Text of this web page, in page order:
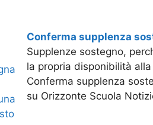
Conferma supplenza
Supplenze sostegno,
la propria disponibilità
Conferma supplenza
su Orizzonte Scuola